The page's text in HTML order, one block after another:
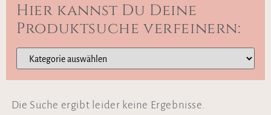
Hier kannst Du Deine
Produktsuche verfeinern:
Die Suche ergibt leider keine Ergebnisse.